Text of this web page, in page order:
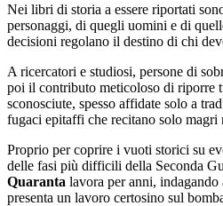
Nei libri di storia a essere riportati
personaggi, di quegli uomini e di
decisioni regolano il destino di chi
A ricercatori e studiosi, persone di
poi il contributo meticoloso di riporre
sconosciute, spesso affidate solo a
fugaci epitaffi che recitano solo magri
Proprio per coprire i vuoti storici su
delle fasi più difficili della Seconda
Quaranta lavora per anni,
presenta un lavoro certosino sul